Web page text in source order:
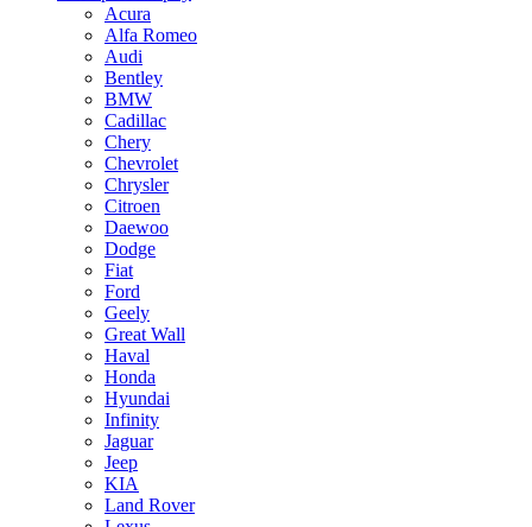
Acura
Alfa Romeo
Audi
Bentley
BMW
Cadillac
Chery
Chevrolet
Chrysler
Citroen
Daewoo
Dodge
Fiat
Ford
Geely
Great Wall
Haval
Honda
Hyundai
Infinity
Jaguar
Jeep
KIA
Land Rover